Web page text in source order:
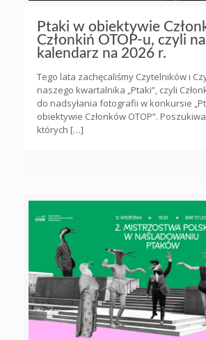
Ptaki w obiektywie
Członkiń OTOP-u, czyli
kalendarz na 2026 r.
Tego lata zachęcaliśmy Czytelników i
naszego kwartalnika „Ptaki”, czyli
do nadsyłania fotografii w konkursie
obiektywie Członków OTOP”.
których […]